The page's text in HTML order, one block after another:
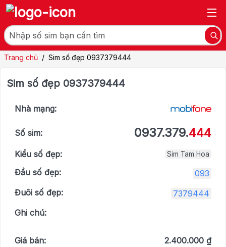
Trang chủ / Sim số đẹp 0937379444
Sim số đẹp 0937379444
Nhà mạng:
Số sim: 0937.379.444
Kiểu số đẹp: Sim Tam Hoa
Đầu số đẹp:
093
Đuôi số đẹp:
7379444
Ghi chú:
Giá bán: 2.400.000 ₫